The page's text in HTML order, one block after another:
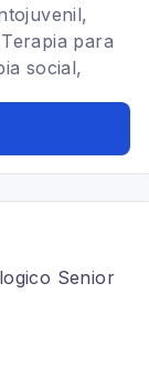
para
social,
familiar,
Senior